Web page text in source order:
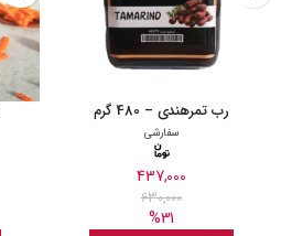
رب تمرهندی – 480 گرم
سفارشی
437,000
630,000
%31